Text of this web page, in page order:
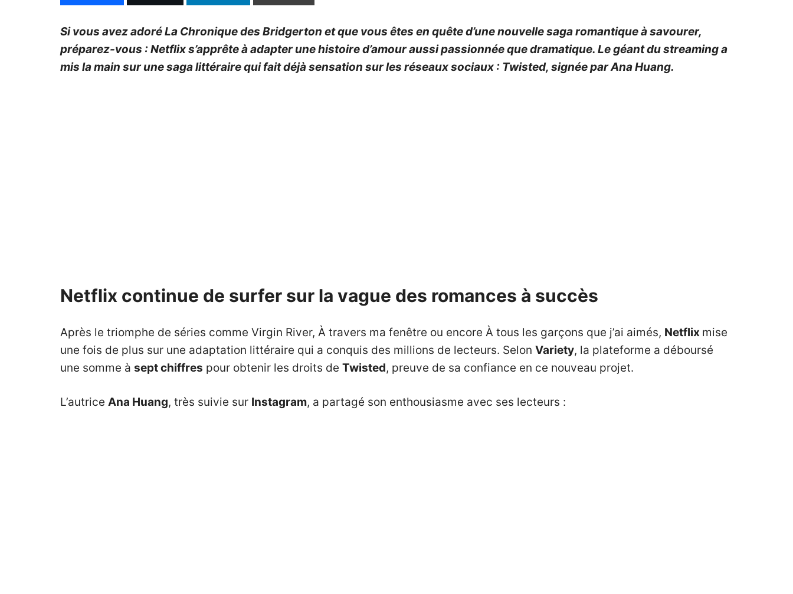
Si vous avez adoré La Chronique des Bridgerton et que vous êtes en quête d’une nouvelle saga romantique à savourer,
préparez-vous : Netflix s’apprête à adapter une histoire d’amour aussi passionnée que dramatique. Le géant du streaming a
mis la main sur une saga littéraire qui fait déjà sensation sur les réseaux sociaux : Twisted, signée par Ana Huang.
Netflix continue de surfer sur la vague des romances à succès
Après le triomphe de séries comme Virgin River, À travers ma fenêtre ou encore À tous les garçons que j’ai aimés, Netflix mise
une fois de plus sur une adaptation littéraire qui a conquis des millions de lecteurs. Selon Variety, la plateforme a déboursé
une somme à sept chiffres pour obtenir les droits de Twisted, preuve de sa confiance en ce nouveau projet.
L’autrice Ana Huang, très suivie sur Instagram, a partagé son enthousiasme avec ses lecteurs :